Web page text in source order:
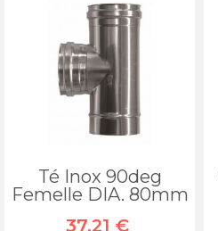
Té Inox 90deg
Femelle DIA. 80mm
37,21 €